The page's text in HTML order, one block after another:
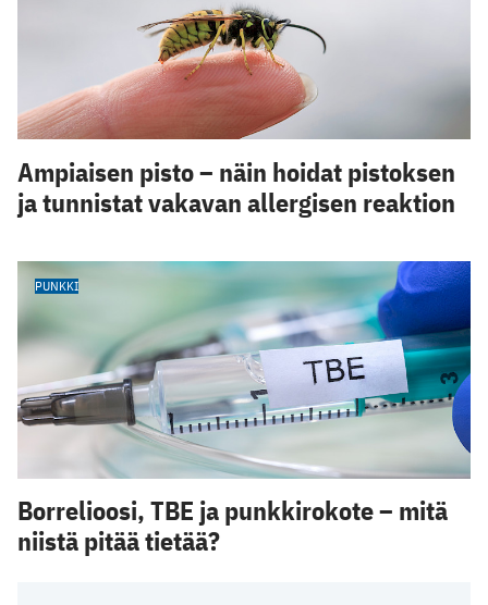
Ampiaisen pisto – näin hoidat pistoksen
ja tunnistat vakavan allergisen reaktion
PUNKKI
Borrelioosi, TBE ja punkkirokote – mitä
niistä pitää tietää?